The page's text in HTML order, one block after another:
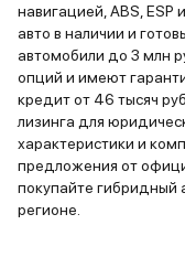
навигацией, ABS,
авто в наличии и
автомобили до 3 млн
опций и имеют
кредит от 46 тысяч
лизинга для
характеристики и
предложения от
покупайте гибридный
регионе.